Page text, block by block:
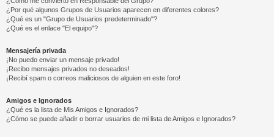
¿Por qué algunos Grupos de Usuarios aparecen en diferentes colores?
¿Qué es un "Grupo de Usuarios predeterminado"?
¿Qué es el enlace "El equipo"?
Mensajería privada
¡No puedo enviar un mensaje privado!
¡Recibo mensajes privados no deseados!
¡Recibí spam o correos maliciosos de alguien en este foro!
Amigos e Ignorados
¿Qué es la lista de Mis Amigos e Ignorados?
¿Cómo se puede añadir o borrar usuarios de mi lista de Amigos e Ignorados?